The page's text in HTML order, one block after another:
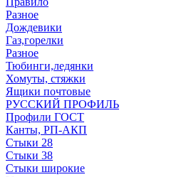
Разное
Дождевики
Газ,горелки
Разное
Тюбинги,ледянки
Хомуты, стяжки
Ящики почтовые
РУССКИЙ ПРОФИЛЬ
Профили ГОСТ
Канты, РП-АКП
Стыки 28
Стыки 38
Стыки широкие